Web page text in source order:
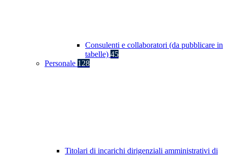
Consulenti e collaboratori (da pubblicare in
tabelle) 45
Personale 128
Titolari di incarichi dirigenziali amministrativi di